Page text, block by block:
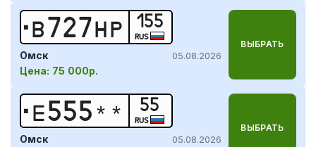
Е555 * * 55
RUS
Омск 05.08.2026
ВЫБРАТЬ
В727НР 155
RUS
Омск 05.08.2026
Цена: 75 000р.
ВЫБРАТЬ